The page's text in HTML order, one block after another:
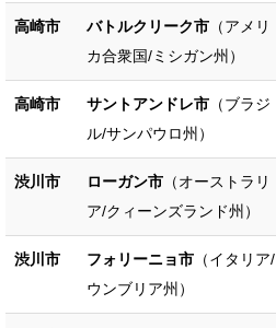
高崎市 バトルクリーク市 （アメリ
カ合衆国/ミシガン州）
高崎市 サントアンドレ市 （ブラジ
ル/サンパウロ州）
渋川市 ローガン市 （オーストラリ
ア/クィーンズランド州）
渋川市 フォリーニョ市 （イタリア/
ウンブリア州）